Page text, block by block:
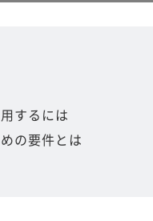
するには
の要件とは